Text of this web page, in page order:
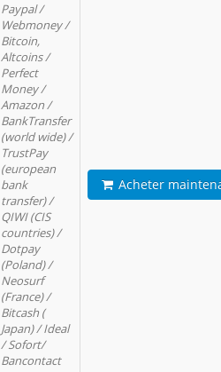
Paypal /
Webmoney /
Bitcoin,
Altcoins /
Perfect
Money /
Amazon /
BankTransfer
(world wide) /
TrustPay
(european
bank
transfer) /
QIWI (CIS
countries) /
Dotpay
(Poland) /
Neosurf
(France) /
Bitcash (
Japan) / Ideal
/ Sofort/
Bancontact
Acheter